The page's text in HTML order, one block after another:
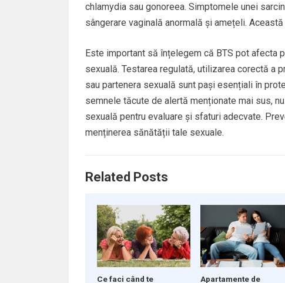
chlamydia sau gonoreea. Simptomele unei
sângerare vaginală anormală și amețeli.
Este important să înțelegem că BTS pot afecta
sexuală. Testarea regulată, utilizarea corectă a
sau partenera sexuală sunt pași esențiali în
semnele tăcute de alertă menționate mai sus,
sexuală pentru evaluare și sfaturi adecvate.
menținerea sănătății tale sexuale.
Related Posts
Ce faci când te Apartamente de